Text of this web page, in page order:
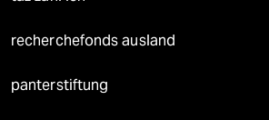
recherchefonds ausland
panterstiftung